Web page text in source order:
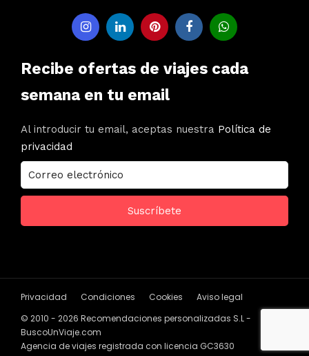
Recibe ofertas de viajes cada
semana en tu email
Al introducir tu email, aceptas nuestra Política de
privacidad
Privacidad Condiciones Cookies
Aviso legal
© 2010 - 2026 Recomendaciones personalizadas S.L -
BuscoUnViaje.com
Agencia de viajes registrada con licencia GC3630